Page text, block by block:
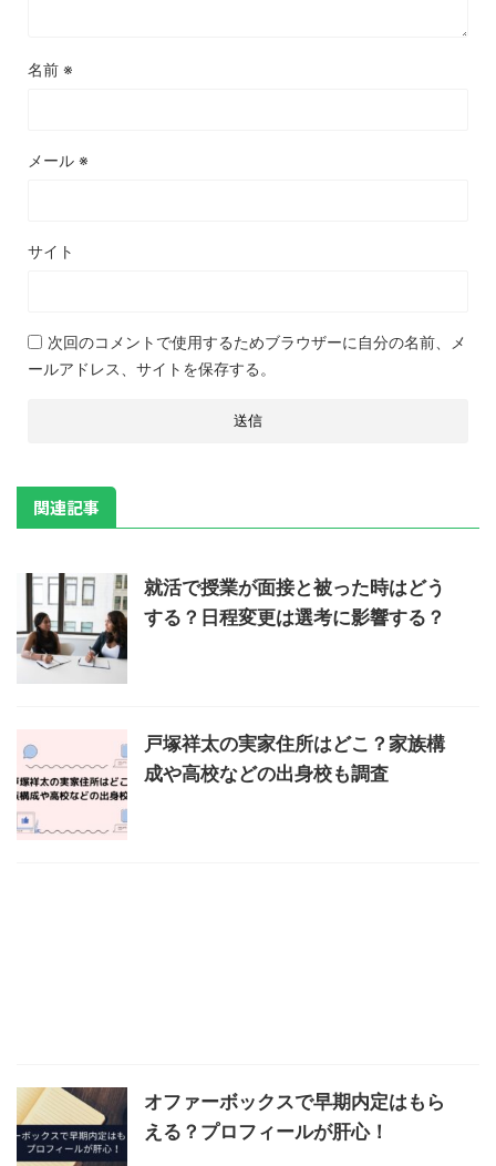
名前 ※
メール ※
サイト
次回のコメントで使用するためブラウザーに自分の名前、メ
ールアドレス、サイトを保存する。
関連記事
就活で授業が面接と被った時はどう
する？日程変更は選考に影響する？
戸塚祥太の実家住所はどこ？家族構
成や高校などの出身校も調査
オファーボックスで早期内定はもら
える？プロフィールが肝心！